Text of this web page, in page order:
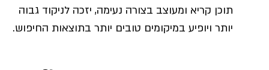
תוכן קריא ומעוצב בצורה נעימה, יזכה לניקוד גבוה
יותר ויופיע במיקומים טובים יותר בתוצאות החיפוש.